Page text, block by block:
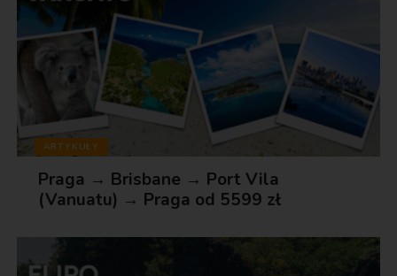
ARTYKUŁY
Praga → Brisbane → Port Vila
(Vanuatu) → Praga od 5599 zł